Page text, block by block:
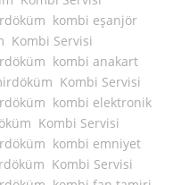
kombi eşanjör
Kombi Servisi
kombi anakart
Kombi Servisi
kombi elektronik
Kombi Servisi
kombi emniyet
Kombi Servisi